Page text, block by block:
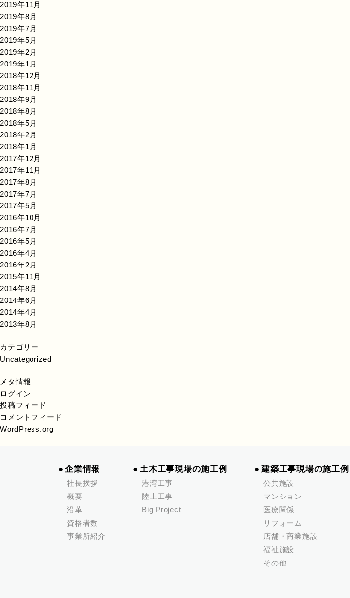
2019年11月
2019年8月
2019年7月
2019年5月
2019年2月
2019年1月
2018年12月
2018年11月
2018年9月
2018年8月
2018年5月
2018年2月
2018年1月
2017年12月
2017年11月
2017年8月
2017年7月
2017年5月
2016年10月
2016年7月
2016年5月
2016年4月
2016年2月
2015年11月
2014年8月
2014年6月
2014年4月
2013年8月
カテゴリー
Uncategorized
メタ情報
ログイン
投稿フィード
コメントフィード
WordPress.org
企業情報
社長挨拶
概要
沿革
資格者数
事業所紹介
土木工事現場の施工例
港湾工事
陸上工事
Big Project
建築工事現場の施工例
公共施設
マンション
医療関係
リフォーム
店舗・商業施設
福祉施設
その他